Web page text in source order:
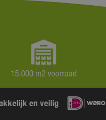
15.000 m2 voorraad
en veilig